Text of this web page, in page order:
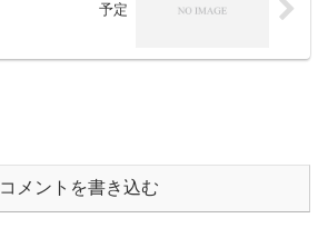
予定
コメントを書き込む